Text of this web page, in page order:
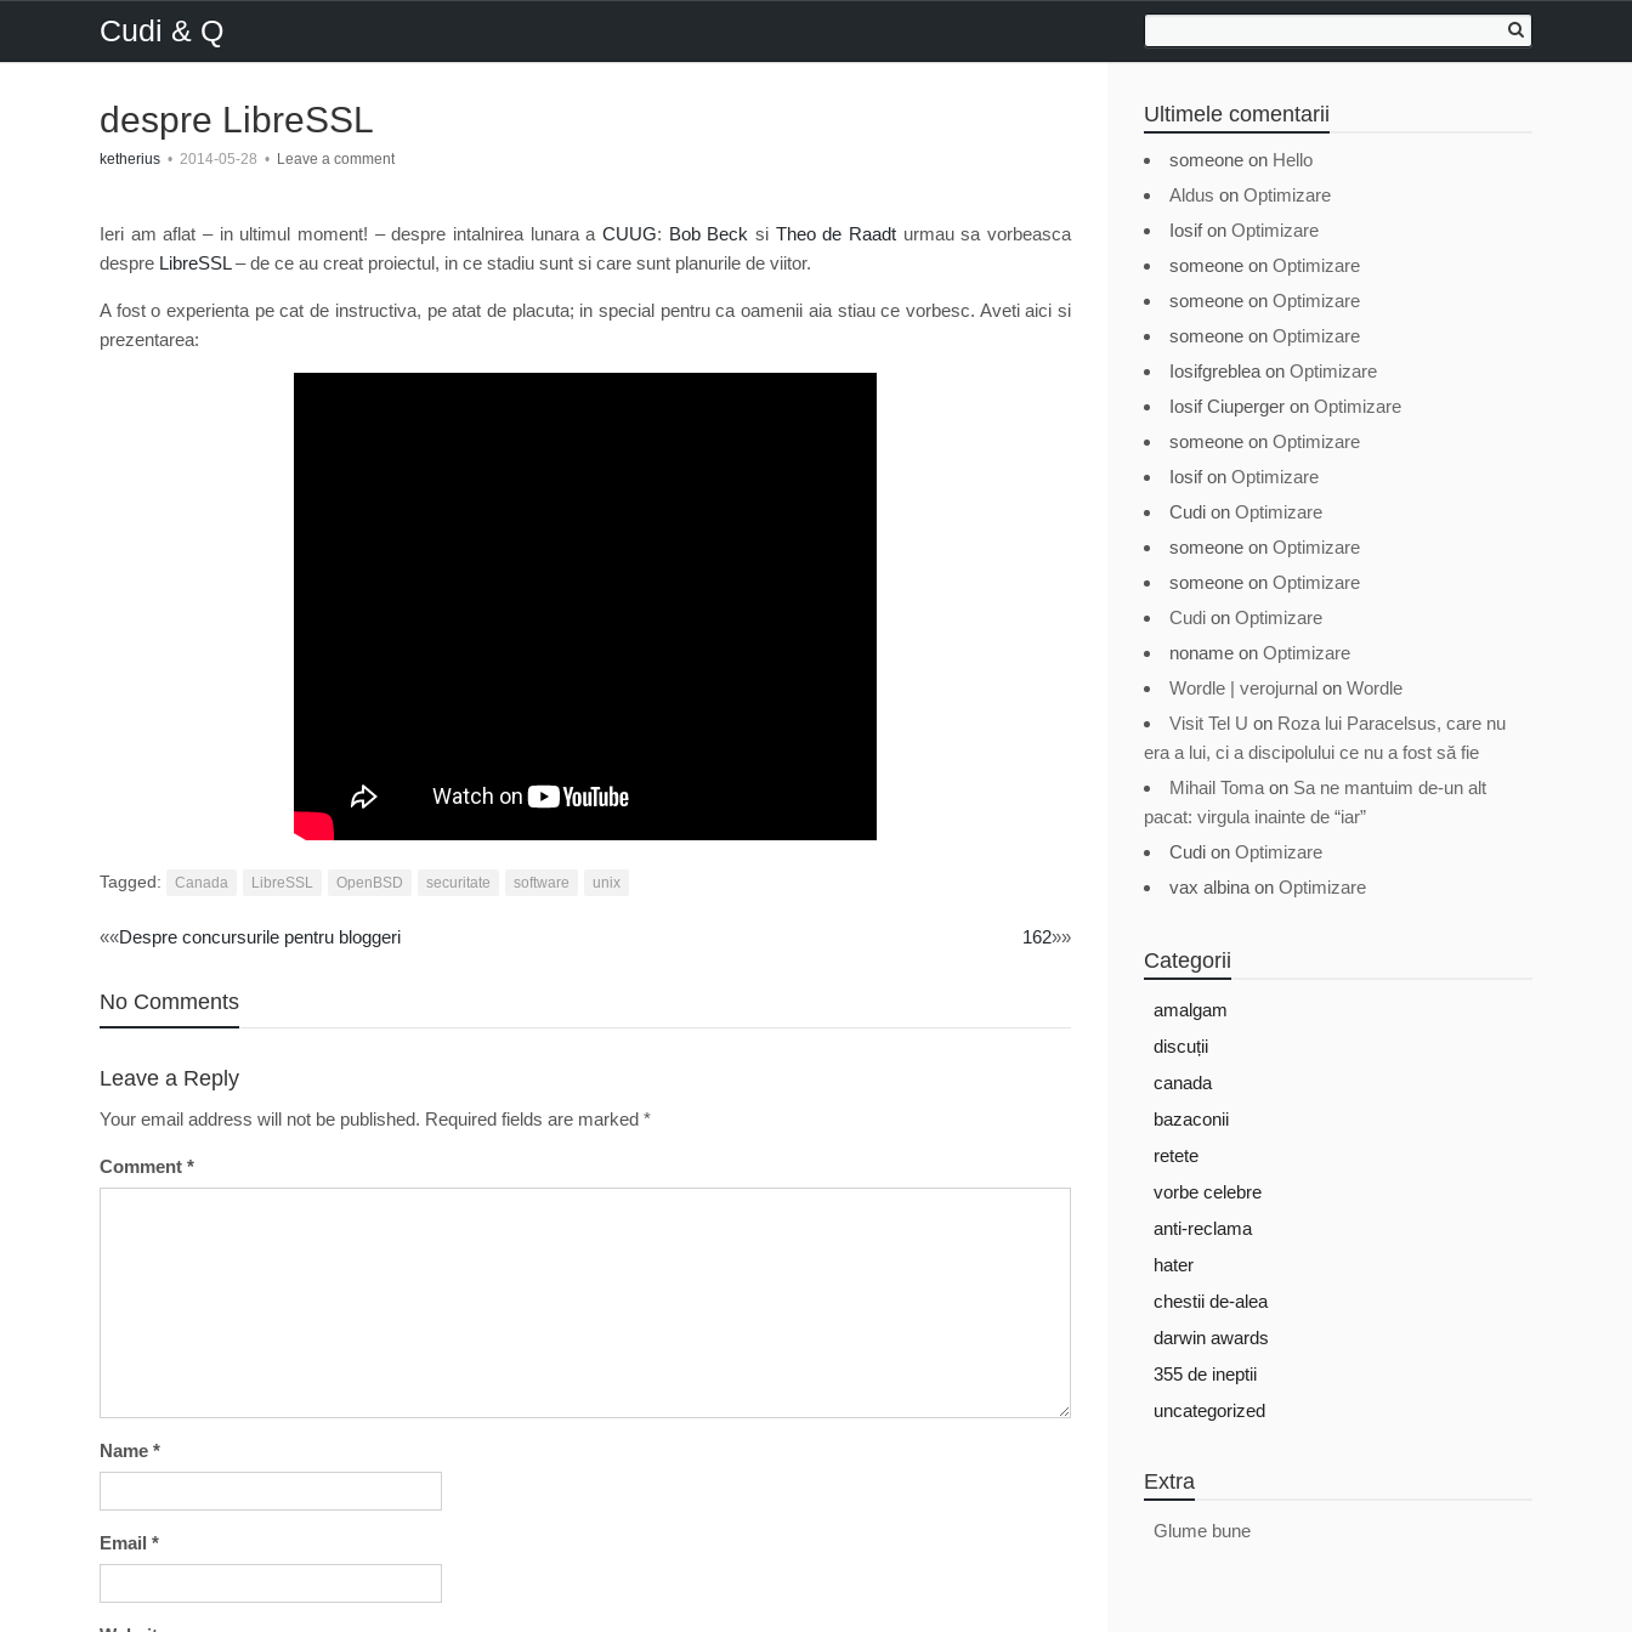
Cudi & Q
despre LibreSSL
ketherius • 2014-05-28 • Leave a comment
Ieri am aflat – in ultimul moment! – despre intalnirea lunara a CUUG: Bob Beck si Theo de Raadt urmau sa vorbeasca
despre LibreSSL– de ce au creat proiectul, in ce stadiu sunt si care sunt planurile de viitor.
A fost o experienta pe cat de instructiva, pe atat de placuta; in special pentru ca oamenii aia stiau ce vorbesc. Aveti aici si
prezentarea:
Tagged: Canada LibreSSL OpenBSD securitate software unix
Post
navigation
««Despre concursurile pentru bloggeri 162»»
No Comments
Leave a Reply
Your email address will not be published. Required fields are marked *
Comment *
Name *
Email *
Ultimele comentarii
someone on Hello
Aldus on Optimizare
Iosifon Optimizare
someone on Optimizare
someone on Optimizare
someone on Optimizare
Iosifgreblea on Optimizare
Iosif Ciuperger on Optimizare
someone on Optimizare
Iosifon Optimizare
Cudi on Optimizare
someone on Optimizare
someone on Optimizare
Cudi on Optimizare
noname on Optimizare
Wordle | verojurnal on Wordle
Visit Tel U on Roza lui Paracelsus, care nu
era a lui, ci a discipolului ce nu a fost să fie
Mihail Toma on Sa ne mantuim de-un alt
pacat: virgula inainte de “iar”
Cudi on Optimizare
vax albina on Optimizare
Categorii
amalgam
discuții
canada
bazaconii
retete
vorbe celebre
anti-reclama
hater
chestii de-alea
darwin awards
355 de ineptii
uncategorized
Extra
Glume bune